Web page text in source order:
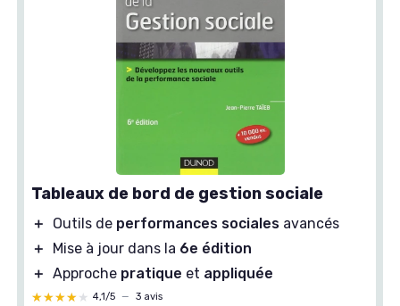
Tableaux de bord de gestion sociale
＋ Outils de performances sociales avancés
＋
Mise à jour dans la 6e édition
＋ Approche pratique et appliquée
★★★★★
★★★★★ 4,1/5 — 3 avis